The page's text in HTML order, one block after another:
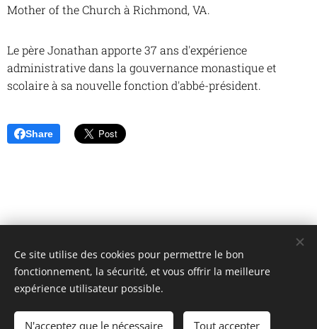
Mother of the Church à Richmond, VA.
Le père Jonathan apporte 37 ans d'expérience
administrative dans la gouvernance monastique et
scolaire à sa nouvelle fonction d'abbé-président.
Share
Unione Superiori Generali - Via dei Penitenzieri 19 -00193 ROMA
Cookies
Langues
Ce site utilise des cookies pour permettre le bon
fonctionnement, la sécurité, et vous offrir la meilleure
expérience utilisateur possible.
N'acceptez que le nécessaire Tout accepter